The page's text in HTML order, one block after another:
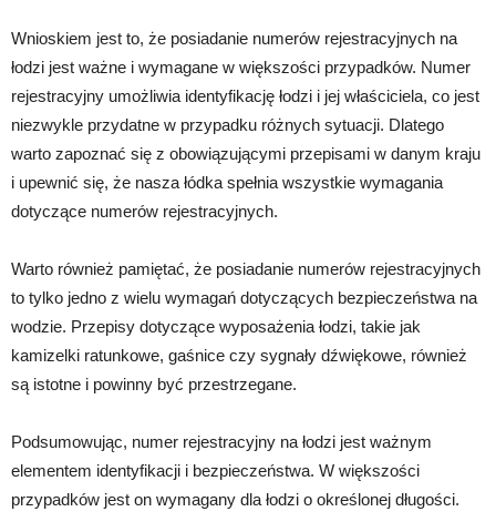
Wnioskiem jest to, że posiadanie numerów rejestracyjnych na
łodzi jest ważne i wymagane w większości przypadków. Numer
rejestracyjny umożliwia identyfikację łodzi i jej właściciela, co jest
niezwykle przydatne w przypadku różnych sytuacji. Dlatego
warto zapoznać się z obowiązującymi przepisami w danym kraju
i upewnić się, że nasza łódka spełnia wszystkie wymagania
dotyczące numerów rejestracyjnych.
Warto również pamiętać, że posiadanie numerów rejestracyjnych
to tylko jedno z wielu wymagań dotyczących bezpieczeństwa na
wodzie. Przepisy dotyczące wyposażenia łodzi, takie jak
kamizelki ratunkowe, gaśnice czy sygnały dźwiękowe, również
są istotne i powinny być przestrzegane.
Podsumowując, numer rejestracyjny na łodzi jest ważnym
elementem identyfikacji i bezpieczeństwa. W większości
przypadków jest on wymagany dla łodzi o określonej długości.